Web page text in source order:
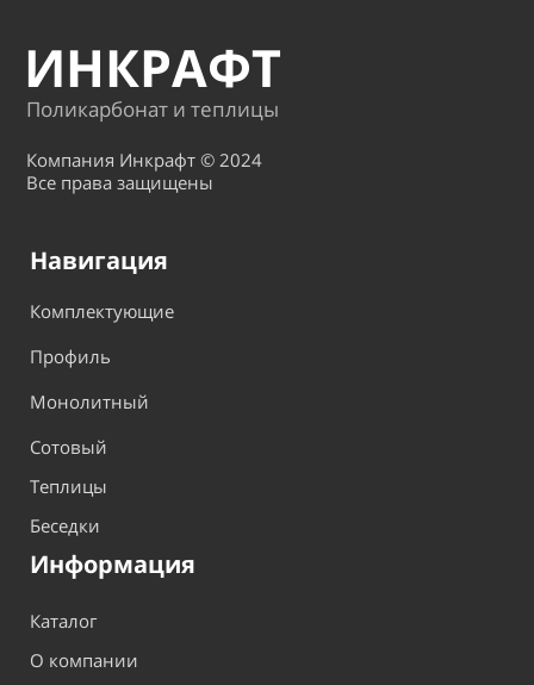
ИНКРАФТ
Поликарбонат и теплицы
Компания Инкрафт © 2024
Все права защищены
Навигация
Комплектующие
Профиль
Монолитный
Сотовый
Теплицы
Беседки
Информация
Каталог
О компании